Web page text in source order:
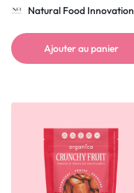
Natural Food Innovation
Ajouter au panier